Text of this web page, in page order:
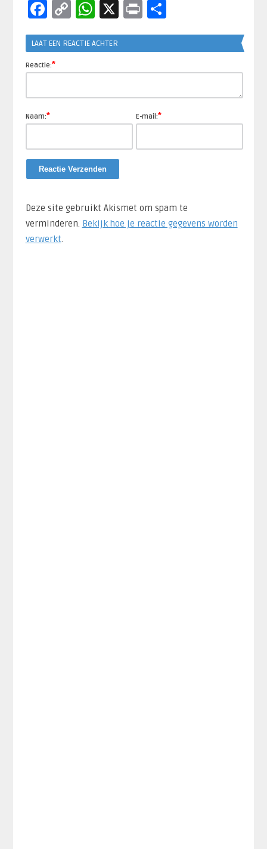
Facebook
CopyWhatsApp
X PrintDelen
LAAT EEN REACTIE ACHTER
Reactie:*
Naam:* E-mail:*
Deze site gebruikt Akismet om spam te
verminderen. Bekijk hoe je reactie gegevens worden
verwerkt.